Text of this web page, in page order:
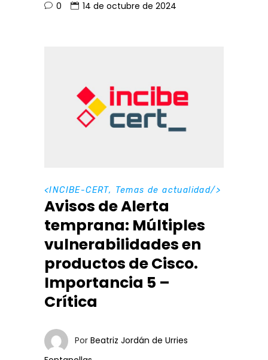
0 14 de octubre de 2024
<INCIBE-CERT, Temas de actualidad/>
Avisos de Alerta
temprana: Múltiples
vulnerabilidades en
productos de Cisco.
Importancia 5 –
Crítica
Por Beatriz Jordán de Urries